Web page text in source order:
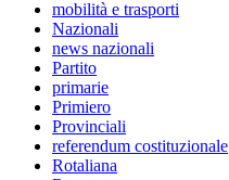
mobilità e trasporti
Nazionali
news nazionali
Partito
primarie
Primiero
Provinciali
referendum costituzionale
Rotaliana